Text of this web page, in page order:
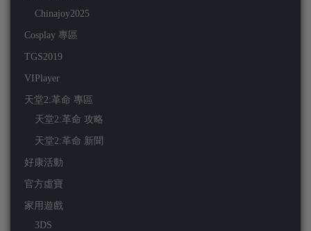
Chinajoy2025
Cosplay 專區
TGS2019
VIPlayer
天堂2:革命 專區
天堂2:革命 攻略
天堂2:革命 新聞
好康活動
官方虛寶
家用遊戲
3DS